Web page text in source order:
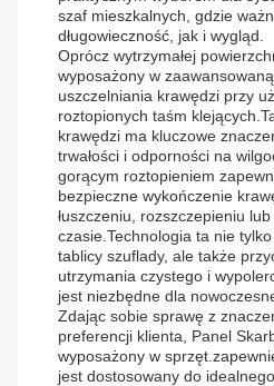
szaf mieszkalnych, gdzie
długowieczność, jak i wygląd.
Oprócz wytrzymałej
wyposażony w
uszczelniania krawędzi przy
roztopionych taśm
krawędzi ma kluczowe
trwałości i odporności na
gorącym roztopieniem
bezpieczne wykończenie
łuszczeniu, rozszczepieniu
czasie.Technologia ta nie
tablicy szuflady, ale także
utrzymania czystego i
jest niezbędne dla
Zdając sobie sprawę z
preferencji klienta, Panel
wyposażony w
jest dostosowany do